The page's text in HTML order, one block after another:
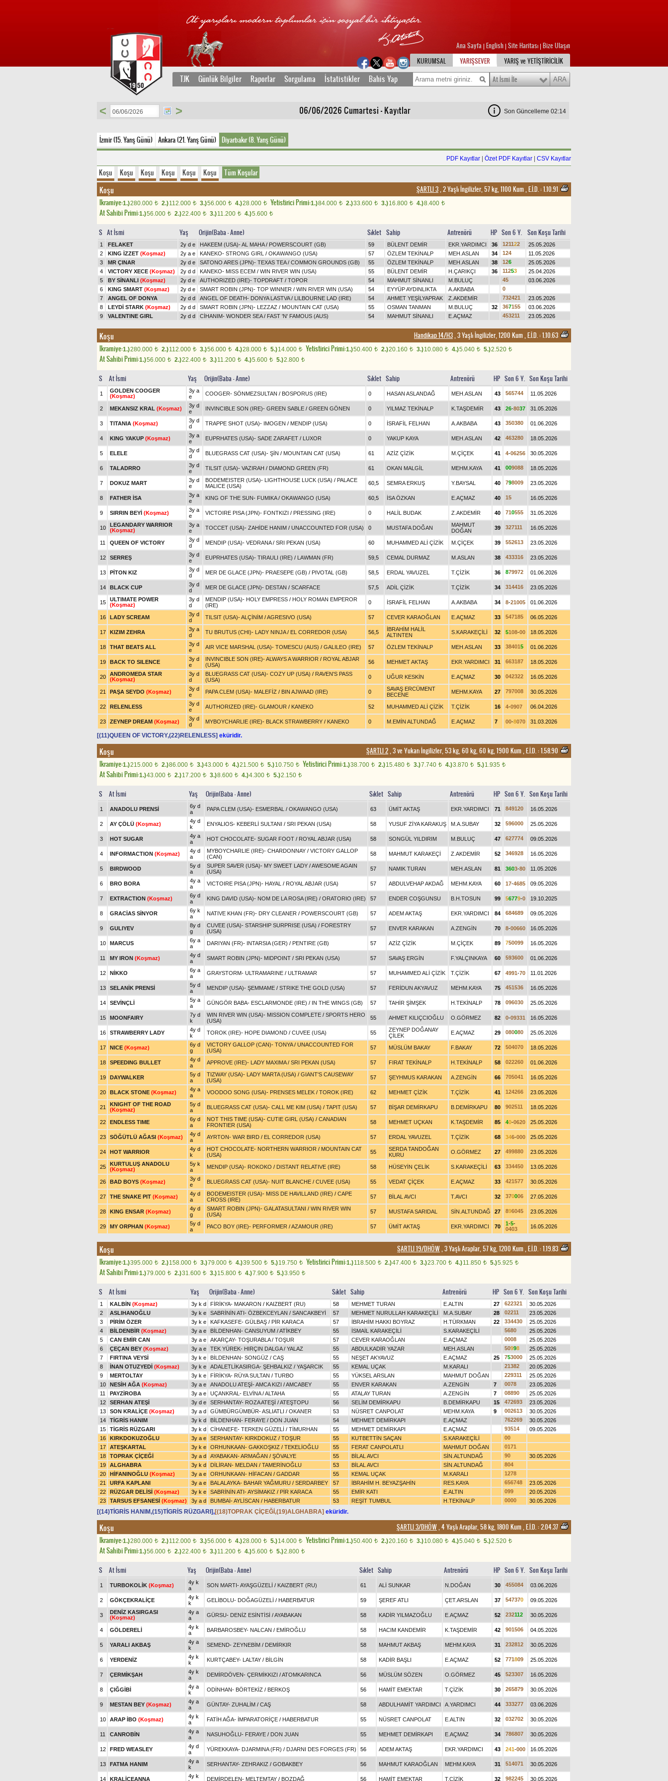
Ana Sayfa English Site Haritası Bize Ulaşın
KURUMSAL
YARIŞSEVER YARIŞ ve YETİŞTİRİCİLİK
TJK Günlük Bilgiler Raporlar Sorgulama İstatistikler Bahis Yap At İsmi İle
06/06/2026 Cumartesi - Kayıtlar
< > Son Güncelleme 02:14
İzmir (15. Yarış Günü) Ankara (21. Yarış Günü) Diyarbakır (8. Yarış Günü)
PDF Kayıtlar Özet PDF Kayıtlar CSV Kayıtlar
Koşu Koşu Koşu Koşu Koşu Koşu Tüm Koşular
Koşu ŞARTLI 3, 2 Yaşlı İngilizler, 57 kg, 1100 Kum,E.İ.D. :1.10.91
Ikramiye:1.)280.000 t 2.)112.000 t 3.)56.000 t 4.)28.000 t Yetistirici Primi:1.)84.000 t 2.)33.600 t 3.)16.800 t 4.)8.400 t
At Sahibi Primi:1.)56.000 t 2.)22.400 t 3.)11.200 t 4.)5.600 t
S At İsmi Yaş Orijin(Baba - Anne) Sıklet Sahip Antrenörü HP Son 6 Y. Son Koşu Tarihi
1 FELAKET 2y d e HAKEEM (USA)-AL MAHA/ POWERSCOURT (GB) 59 BÜLENT DEMİR EKR.YARDIMCI 36 121122
25.05.2026
2
KING İZZET (Koşmaz) 2y a e KANEKO- STRONG GIRL / OKAWANGO (USA) 57 ÖZLEM TEKİNALP MEH.ASLAN 34 124
11.05.2026
3
MR ÇINAR 2y d e SATONO ARES (JPN)- TEXAS TEA/ COMMON GROUNDS (GB) 55 ÖZLEM TEKİNALP MEH.ASLAN 38 126
25.05.2026
4
VICTORY XECE (Koşmaz) 2y d d KANEKO- MISS ECEM / WIN RIVER WIN (USA) 55 BÜLENT DEMİR H.ÇARIKÇI 36 11253
25.04.2026
5
BY SİNANLI (Koşmaz) 2y d e AUTHORIZED (IRE)- TOPDRAFT / TOPOR 54 MAHMUT SİNANLI M.BULUÇ 45
03.06.2026
6
KING SMART (Koşmaz) 2y d e SMART ROBIN (JPN)- TOP WINNER / WIN RIVER WIN (USA) 54 EYYÜP AYDINLIKTA A.AKBABA
0
7
ANGEL OF DONYA 2y d d ANGEL OF DEATH- DONYA LASTVA/ LILBOURNE LAD (IRE) 54 AHMET YEŞİLYAPRAK Z.AKDEMİR 732421
23.05.2026
8
LEYDİ STARK (Koşmaz) 2y d d SMART ROBIN (JPN)- LEZZAZ / MOUNTAIN CAT (USA) 55 OSMAN TANMAN M.BULUÇ 32 367155
03.06.2026
9
VALENTINE GIRL 2y d d CİHANIM- WONDER SEA/ FAST 'N' FAMOUS (AUS) 54 MAHMUT SİNANLI E.AÇMAZ 453211 23.05.2026
Koşu Handikap 14/H3, 3 Yaşlı İngilizler, 1200 Kum,E.İ.D. :1.10.63
Ikramiye:1.)280.000 t 2.)112.000 t 3.)56.000 t 4.)28.000 t 5.)14.000 t Yetistirici Primi:1.)50.400 t 2.)20.160 t 3.)10.080 t 4.)5.040 t 5.)2.520 t
At Sahibi Primi:1.)56.000 t 2.)22.400 t 3.)11.200 t 4.)5.600 t 5.)2.800 t
S At İsmi Yaş Orijin(Baba - Anne) Sıklet Sahip Antrenörü HP Son 6 Y. Son Koşu Tarihi
1
GOLDEN COOGER
(Koşmaz)
3y a
e
COOGER- SÖNMEZSULTAN / BOSPORUS (IRE) 0 HASAN ASLANDAĞ MEH.ASLAN 43 565744 11.05.2026
2 MEKANSIZ KRAL (Koşmaz)
3y d
e
INVINCIBLE SON (IRE)- GREEN SABLE / GREEN GÖNEN 0 YILMAZ TEKİNALP K.TAŞDEMİR 43 26-8037 31.05.2026
3 TITANIA (Koşmaz)
3y d
d
TRAPPE SHOT (USA)- IMOGEN / MENDIP (USA) 0 İSRAFİL FELHAN A.AKBABA 43 350380 01.06.2026
4 KING YAKUP (Koşmaz)
3y a
e
EUPRHATES (USA)- SADE ZARAFET / LUXOR 0 YAKUP KAYA MEH.ASLAN 42 463280 18.05.2026
5 ELELE
3y d
d
BLUEGRASS CAT (USA)- ŞİN / MOUNTAIN CAT (USA) 61 AZİZ ÇİZİK M.ÇİÇEK 41 4-06256 30.05.2026
6 TALADRRO
3y d
e
TILSIT (USA)- VAZIRAH / DIAMOND GREEN (FR) 61 OKAN MALGİL MEHM.KAYA 41 009088 18.05.2026
7 DOKUZ MART
3y d
e
BODEMEISTER (USA)- LIGHTHOUSE LUCK (USA) / PALACE
MALICE (USA)
60,5 SEMRA ERKUŞ Y.BAYSAL 40 798009 23.05.2026
8 FATHER İSA
3y a
e
KING OF THE SUN- FUMIKA/ OKAWANGO (USA) 60,5 İSA ÖZKAN E.AÇMAZ 40 15 16.05.2026
9 SIRRIN BEYİ (Koşmaz)
3y a
e
VICTOIRE PISA (JPN)- FONTKIZI / PRESSING (IRE) 0 HALİL BUDAK Z.AKDEMİR 40 710555 31.05.2026
10
LEGANDARY WARRIOR
(Koşmaz)
3y a
e
TOCCET (USA)- ZAHİDE HANIM / UNACCOUNTED FOR (USA) 0 MUSTAFA DOĞAN
MAHMUT
DOĞAN
39 327111 16.05.2026
11 QUEEN OF VICTORY
3y d
d
MENDIP (USA)- VEDRANA/ SRI PEKAN (USA) 60 MUHAMMED ALİ ÇİZİK M.ÇİÇEK 39 552613 23.05.2026
12 SERREŞ
3y d
e
EUPRHATES (USA)- TIRAULI (IRE) / LAWMAN (FR) 59,5 CEMAL DURMAZ M.ASLAN 38 433316 23.05.2026
13 PİTON KIZ
3y d
d
MER DE GLACE (JPN)- PRAESEPE (GB) / PIVOTAL (GB) 58,5 ERDAL YAVUZEL T.ÇİZİK 36 879972 01.06.2026
14 BLACK CUP
3y d
d
MER DE GLACE (JPN)- DESTAN / SCARFACE 57,5 ADİL ÇİZİK T.ÇİZİK 34 314416 23.05.2026
15
ULTIMATE POWER
(Koşmaz)
3y d
d
MENDIP (USA)- HOLY EMPRESS / HOLY ROMAN EMPEROR
(IRE)
0 İSRAFİL FELHAN A.AKBABA 34 8-21005 01.06.2026
16 LADY SCREAM
3y d
d
TILSIT (USA)-ALÇİNİM /AGRESIVO (USA) 57 CEVER KARAOĞLAN E.AÇMAZ 33 547185 06.05.2026
17 KIZIM ZEHRA
3y a
d
TU BRUTUS (CHI)- LADY NINJA/ EL CORREDOR (USA) 56,5
İBRAHİM HALİL
ALTINTEN
S.KARAKEÇİLİ 32 5108-00 18.05.2026
18 THAT BEATS ALL
3y d
e
AIR VICE MARSHAL (USA)- TOMESCU (AUS) / GALILEO (IRE) 57 ÖZLEM TEKİNALP MEH.ASLAN 33 384015 01.06.2026
19 BACK TO SILENCE
3y d
e
INVINCIBLE SON (IRE)-ALWAYS A WARRIOR / ROYAL ABJAR
(USA)
56 MEHMET AKTAŞ EKR.YARDIMCI 31 663187 18.05.2026
20
ANDROMEDA STAR
(Koşmaz)
3y d
d
BLUEGRASS CAT (USA)- COZY UP (USA) / RAVEN'S PASS
(USA)
0 UĞUR KESKİN E.AÇMAZ 30 042322 16.05.2026
21 PAŞA SEYDO (Koşmaz)
3y d
e
PAPA CLEM (USA)- MALEFİZ / BIN AJWAAD (IRE) 0
SAVAŞ ERCÜMENT
BECENE
MEHM.KAYA 27 797008 30.05.2026
22 RELENLESS
3y d
e
AUTHORIZED (IRE)- GLAMOUR / KANEKO 52 MUHAMMED ALİ ÇİZİK T.ÇİZİK 16 4-0907 06.04.2026
23 ZEYNEP DREAM (Koşmaz)
3y d
d
MYBOYCHARLIE (IRE)- BLACK STRAWBERRY / KANEKO 0 M.EMİN ALTUNDAĞ E.AÇMAZ 7 00-8070 31.03.2026
[(11)QUEEN OF VICTORY,(22)RELENLESS] eküridir.
Koşu ŞARTLI 2, 3 ve Yukarı İngilizler, 53 kg, 60 kg, 60 kg, 1900 Kum,E.İ.D. :1.58.90
Ikramiye:1.)215.000 t 2.)86.000 t 3.)43.000 t 4.)21.500 t 5.)10.750 t Yetistirici Primi:1.)38.700 t 2.)15.480 t 3.)7.740 t 4.)3.870 t 5.)1.935 t
At Sahibi Primi:1.)43.000 t 2.)17.200 t 3.)8.600 t 4.)4.300 t 5.)2.150 t
S At İsmi Yaş Orijin(Baba - Anne) Sıklet Sahip Antrenörü HP Son 6 Y. Son Koşu Tarihi
1 ANADOLU PRENSİ
6y d
a
PAPA CLEM (USA)- ESMERBAL / OKAWANGO (USA) 63 ÜMİT AKTAŞ EKR.YARDIMCI 71 849120 16.05.2026
2 AY ÇÖLÜ (Koşmaz)
4y d
k
ENYALIOS- KEBERLİ SULTANI / SRI PEKAN (USA) 58 YUSUF ZİYA KARAKUŞ M.A.SUBAY 32 596000 25.05.2026
3 HOT SUGAR
4y a
a
HOT CHOCOLATE- SUGAR FOOT / ROYAL ABJAR (USA) 58 SONGÜL YILDIRIM M.BULUÇ 47 627774 09.05.2026
4 INFORMACTION (Koşmaz)
4y d
a
MYBOYCHARLIE (IRE)- CHARDONNAY / VICTORY GALLOP
(CAN)
58 MAHMUT KARAKEÇİ Z.AKDEMİR 52 346928 16.05.2026
5 BIRDWOOD
5y d
a
SUPER SAVER (USA)- MY SWEET LADY /AWESOME AGAIN
(USA)
57 NAMIK TURAN MEH.ASLAN 81 3603-80 11.05.2026
6 BRO BORA
4y a
a
VICTOIRE PISA (JPN)- HAYAL / ROYAL ABJAR (USA) 57 ABDULVEHAP AKDAĞ MEHM.KAYA 60 17-4685 09.05.2026
7 EXTRACTION (Koşmaz)
6y d
a
KING DAVID (USA)- NOM DE LA ROSA (IRE) / ORATORIO (IRE) 57 ENDER COŞGUNSU B.H.TOSUN 99 56779-0 19.10.2025
8 GRACİAS SİNYOR
6y k
a
NATIVE KHAN (FR)- DRY CLEANER / POWERSCOURT (GB) 57 ADEM AKTAŞ EKR.YARDIMCI 84 684689 09.05.2026
9 GULIYEV
8y d
g
CUVEE (USA)- STARSHIP SURPRISE (USA) / FORESTRY
(USA)
57 ENVER KARAKAN A.ZENGİN 70 8-00660 16.05.2026
10 MARCUS
6y a
a
DARIYAN (FR)- INTARSIA (GER) / PENTIRE (GB) 57 AZİZ ÇİZİK M.ÇİÇEK 89 750099 16.05.2026
11 MY IRON (Koşmaz)
4y d
a
SMART ROBIN (JPN)- MIDPOINT / SRI PEKAN (USA) 57 SAVAŞ ERGİN F.YALÇINKAYA 60 593600 01.06.2026
12 NİKKO
6y a
a
GRAYSTORM- ULTRAMARINE / ULTRAMAR 57 MUHAMMED ALİ ÇİZİK T.ÇİZİK 67 4991-70 11.01.2026
13 SELANİK PRENSİ
5y d
a
MENDIP (USA)- ŞEMMAME / STRIKE THE GOLD (USA) 57 FERİDUN AKYAVUZ MEHM.KAYA 75 451536 16.05.2026
14 SEVİNÇLİ
5y a
a
GÜNGÖR BABA- ESCLARMONDE (IRE) / IN THE WINGS (GB) 57 TAHİR ŞİMŞEK H.TEKİNALP 78 096030 25.05.2026
15 MOONFAIRY
7y d
k
WIN RIVER WIN (USA)- MISSION COMPLETE / SPORTS HERO
(USA)
55 AHMET KILIÇCIOĞLU O.GÖRMEZ 82 0-09331 16.05.2026
16 STRAWBERRY LADY
4y d
k
TOROK (IRE)- HOPE DIAMOND / CUVEE (USA) 55
ZEYNEP DOĞANAY
ÇİLEK
E.AÇMAZ 29 080080 25.05.2026
17 NICE (Koşmaz)
6y d
g
VICTORY GALLOP (CAN)- TONYA/ UNACCOUNTED FOR
(USA)
57 MÜSLÜM BAKAY F.BAKAY 72 504070 18.05.2026
18 SPEEDING BULLET
4y d
a
APPROVE (IRE)- LADY MAXIMA/ SRI PEKAN (USA) 57 FIRAT TEKİNALP H.TEKİNALP 58 022260 01.06.2026
19 DAYWALKER
5y d
a
TIZWAY (USA)- LADY MARTA (USA) / GIANT'S CAUSEWAY
(USA)
57 ŞEYHMUS KARAKAN A.ZENGİN 66 705041 16.05.2026
20 BLACK STONE (Koşmaz)
4y a
a
VOODOO SONG (USA)- PRENSES MELEK / TOROK (IRE) 62 MEHMET ÇİZİK T.ÇİZİK 41 124266 23.05.2026
21
KNIGHT OF THE ROAD
(Koşmaz)
5y d
a
BLUEGRASS CAT (USA)- CALL ME KIM (USA) / TAPIT (USA) 57 BİŞAR DEMİRKAPU B.DEMİRKAPU 80 902511 18.05.2026
22 ENDLESS TIME
6y d
a
NOT THIS TIME (USA)- CUTIE GIRL (USA) / CANADIAN
FRONTIER (USA)
58 MEHMET UÇKAN K.TAŞDEMİR 85 40-0620 25.05.2026
23 SÖĞÜTLÜ AĞASI (Koşmaz)
4y d
a
AYRTON- WAR BIRD / EL CORREDOR (USA) 57 ERDAL YAVUZEL T.ÇİZİK 68 346-000 25.05.2026
24 HOT WARRIOR
4y d
k
HOT CHOCOLATE- NORTHERN WARRIOR / MOUNTAIN CAT
(USA)
55
SERDA TANDOĞAN
KURU
O.GÖRMEZ 27 499880 23.05.2026
25
KURTULUŞ ANADOLU
(Koşmaz)
5y k
a
MENDIP (USA)- ROKOKO / DISTANT RELATIVE (IRE) 58 HÜSEYİN ÇELİK S.KARAKEÇİLİ 63 334450 13.05.2026
26 BAD BOYS (Koşmaz)
3y d
e
BLUEGRASS CAT (USA)- NUIT BLANCHE / CUVEE (USA) 55 VEDAT ÇİÇEK E.AÇMAZ 33 421577 30.05.2026
27 THE SNAKE PIT (Koşmaz)
4y d
a
BODEMEISTER (USA)- MISS DE HAVILLAND (IRE) / CAPE
CROSS (IRE)
57 BİLAL AVCI T.AVCI 32 370006 27.05.2026
28 KING ENSAR (Koşmaz)
4y d
g
SMART ROBIN (JPN)- GALATASULTANI / WIN RIVER WIN
(USA)
57 MUSTAFA SARIDAL SİN.ALTUNDAĞ 27 896045 23.05.2026
29 MY ORPHAN (Koşmaz)
5y d
a
PACO BOY (IRE)- PERFORMER /AZAMOUR (IRE) 57 ÜMİT AKTAŞ EKR.YARDIMCI 70 1-5-
0403 16.05.2026
Koşu ŞARTLI 19/DHÖW, 3 Yaşlı Araplar, 57 kg, 1200 Kum,E.İ.D. :1.19.83
Ikramiye:1.)395.000 t 2.)158.000 t 3.)79.000 t 4.)39.500 t 5.)19.750 t Yetistirici Primi:1.)118.500 t 2.)47.400 t 3.)23.700 t 4.)11.850 t 5.)5.925 t
At Sahibi Primi:1.)79.000 t 2.)31.600 t 3.)15.800 t 4.)7.900 t 5.)3.950 t
S At İsmi Yaş Orijin(Baba - Anne) Sıklet Sahip Antrenörü HP Son 6 Y. Son Koşu Tarihi
1 KALBİN (Koşmaz) 3y k d FİRİKYA- MAKARON / KAIZBERT (RU) 58 MEHMET TURAN E.ALTIN 27 622321
30.05.2026
2
ASLIHANOĞLU 3y k e SABRİNİN ATI- ÖZBEKCEYLAN / SANCAKBEYİ 57 MEHMET NURULLAH KARAKEÇİLİ M.A.SUBAY 28 02211
23.05.2026
3
PİRİM ÖZER 3y k e KAFKASEFE- GÜLBAŞ / PİR KARACA 57 İBRAHİM HAKKI BOYRAZ H.TÜRKMAN 22 334430
25.05.2026
4
BİLDENBİR (Koşmaz) 3y a e BİLDENHAN- CANSUYUM /ATİKBEY 55 İSMAİL KARAKEÇİLİ S.KARAKEÇİLİ 5680
25.05.2026
5
CAN EMİR CAN 3y a e AKARÇAY- TOŞURABLA/ TOŞUR 57 CEVER KARAOĞLAN E.AÇMAZ 0008
25.05.2026
6
ÇEÇAN BEY (Koşmaz) 3y a e TEK YÜREK- HIRÇIN DALGA/ YALAZ 55 ABDULKADİR YAZAR MEH.ASLAN 50998
25.05.2026
7
FIRTINA VEYSİ 3y k e BİLDENHAN- SONGÜZ / CAŞ 55 NEŞET AKYAVUZ E.AÇMAZ 25 753000
25.05.2026
8
İNAN OTUZYEDİ (Koşmaz) 3y k e ADALETLİKASIRGA- ŞEHBALKIZ / YAŞARCIK 55 KEMAL UÇAK M.KARALI 21382
20.05.2026
9
MERTOLTAY 3y k e FİRİKYA- RÜYA SULTAN / TURBO 55 YÜKSEL ARSLAN MAHMUT DOĞAN 229311
25.05.2026
10
NESİH AĞA (Koşmaz) 3y a e ANADOLU ATEŞİ-AMCA KIZI /AMCABEY 55 ENVER KARAKAN A.ZENGİN 7 0078
23.05.2026
11
PAYZİROBA 3y a e UÇANKRAL - ELVİNA/ALTAHA 55 ATALAY TURAN A.ZENGİN 7 08890
25.05.2026
12
SERHAN ATEŞİ 3y d e SERHANTAY- ROZA ATEŞİ /ATEŞTOPU 56 SELİM DEMİRKAPU B.DEMİRKAPU 15 472693
23.05.2026
13
SON KRALİÇE (Koşmaz) 3y a d GÜMBÜRGÜMBÜR-ASLIATLI / OKANER 53 NÜSRET CANPOLAT MEHM.KAYA 9 002613
30.05.2026
14
TİGRİS HANIM 3y k d BİLDENHAN- FERAYE / DON JUAN 54 MEHMET DEMİRKAPI E.AÇMAZ 762269
30.05.2026
15
TİGRİS RÜZGARI 3y k d CİHANEFE- TERKEN GÜZELİ / TİMURHAN 55 MEHMET DEMİRKAPI E.AÇMAZ 93514
09.05.2026
16
KIRKDOKUZOĞLU 3y a e SERHANTAY- KIRKDOKUZ / TOŞUR 55 KUTBETTİN SAÇAN S.KARAKEÇİLİ 00
17
ATEŞKARTAL 3y k e ORHUNKAAN- GAKKOŞKIZ / TEKELİOĞLU 55 FERAT CANPOLATLI MAHMUT DOĞAN 0171
18
TOPRAK ÇİÇEĞİ 3y a d AYABAKAN-ARMAĞAN / ŞÖVALYE 55 BİLAL AVCI SİN.ALTUNDAĞ 90
30.05.2026
19
ALGHABRA 3y k d DİLİRAN- MELDAN / TAMERİNOĞLU 53 BİLAL AVCI SİN.ALTUNDAĞ 804
20
HİFANINOĞLU (Koşmaz) 3y a e ORHUNKAAN- HİFACAN / GADDAR 55 KEMAL UÇAK M.KARALI 1278
21
URFA KAPLANI 3y a e BALALAYKA- BAHAR YAĞMURU / SERDARBEY 57 İBRAHİM H. BEYAZŞAHİN RES.KAYA 656748
23.05.2026
22
RÜZGAR DELİSİ (Koşmaz) 3y k e SABRİNİN ATI-AYSİMAKIZ / PİR KARACA 55 EMİR KATI E.ALTIN 099
20.05.2026
23
TARSUS EFSANESİ (Koşmaz) 3y a d BUMBAİ-AYLİSCAN / HABERBATUR 53 REŞİT TUMBUL H.TEKİNALP 0000 30.05.2026
[(14)TİGRİS HANIM,(15)TİGRİS RÜZGARI],[(18)TOPRAK ÇİÇEĞİ,(19)ALGHABRA] eküridir.
Koşu ŞARTLI 3/DHÖW, 4 Yaşlı Araplar, 58 kg, 1800 Kum,E.İ.D. :2.04.37
Ikramiye:1.)280.000 t 2.)112.000 t 3.)56.000 t 4.)28.000 t 5.)14.000 t Yetistirici Primi:1.)50.400 t 2.)20.160 t 3.)10.080 t 4.)5.040 t 5.)2.520 t
At Sahibi Primi:1.)56.000 t 2.)22.400 t 3.)11.200 t 4.)5.600 t 5.)2.800 t
S At İsmi Yaş Orijin(Baba - Anne) Sıklet Sahip Antrenörü HP Son 6 Y. Son Koşu Tarihi
1 TURBOKOLİK (Koşmaz)
4y k
a
SON MARTI-AYAŞGÜZELİ / KAIZBERT (RU) 61 ALİ SUNKAR N.DOĞAN 30 455084 03.06.2026
2 GÖKÇEKRALİÇE
4y k
k
GELİBOLU- DOĞAGÜZELİ / HABERBATUR 59 ŞEREF ATLI ÇET.ARSLAN 37 547370 09.05.2026
3
DENİZ KASIRGASI
(Koşmaz)
4y a
a
GÜRSU- DENİZ ESİNTİSİ /AYABAKAN 58 KADİR YILMAZOĞLU E.AÇMAZ 52 232112 30.05.2026
4 GÖLDERELİ
4y k
a
BARBAROSBEY- NALCAN / EMİROĞLU 58 HACIM KANDEMİR K.TAŞDEMİR 42 901506 04.05.2026
5 YARALI AKBAŞ
4y a
k
SEMEND- ZEYNEBİM / DEMİRKIR 58 MAHMUT AKBAŞ MEHM.KAYA 31 232812 30.05.2026
6 YERDENİZ
4y k
k
KURTÇABEY- LALTAY / BİLGİN 58 KADİR BAŞLI E.AÇMAZ 52 771809 25.05.2026
7 ÇERMİKŞAH
4y k
a
DEMİRDÖVEN- ÇERMİKKIZI /ATOMKARINCA 56 MÜSLÜM SÖZEN O.GÖRMEZ 45 523307 16.05.2026
8 ÇIĞGİBİ
4y a
k
ODİNHAN- BÖRTEKİZ / BERKOŞ 56 HAMİT EMEKTAR T.ÇİZİK 30 265879 30.05.2026
9 MESTAN BEY (Koşmaz)
4y a
a
GÜNTAY- ZUHALİM / CAŞ 58 ABDULHAMİT YARDIMCI A.YARDIMCI 44 333277 03.06.2026
10 ARAP İBO (Koşmaz)
4y k
a
FATİH AĞA- İMPARATORİÇE / HABERBATUR 55 NÜSRET CANPOLAT E.ALTIN 32 032702 30.05.2026
11 CANROBİN
4y a
a
NASUHOĞLU- FERAYE / DON JUAN 55 MEHMET DEMİRKAPI E.AÇMAZ 34 786807 30.05.2026
12 FRED WEASLEY
4y d
a
YÜREKKAYA- DJARMINA (FR) / DJARNI DES FORGES (FR) 56 ADEM AKTAŞ EKR.YARDIMCI 43 241-000 16.05.2026
13 FATMA HANIM
4y a
k
SERHANTAY- ZEHRAKIZ / GOBAKBEY 56 MAHMUT KARAOĞLAN MEHM.KAYA 31 514071 30.05.2026
14 KRALİÇEANNA
4y k
DEMİRDELEN- MELTEMTAY / BOZDAĞ 56 HAMİT EMEKTAR T.ÇİZİK 32 982245 30.05.2026